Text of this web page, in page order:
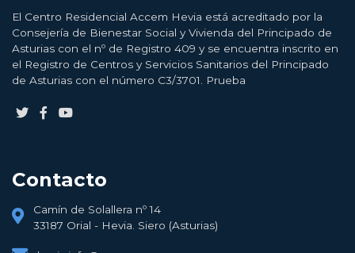
El Centro Residencial Accem Hevia está acreditado por la
Consejería de Bienestar Social y Vivienda del Principado de
Asturias con el nº de Registro 409 y se encuentra inscrito en
el Registro de Centros y Servicios Sanitarios del Principado
de Asturias con el número C3/3701. Prueba
Contacto
Camín de Solallera nº 14
33187 Orial - Hevia. Siero (Asturias)